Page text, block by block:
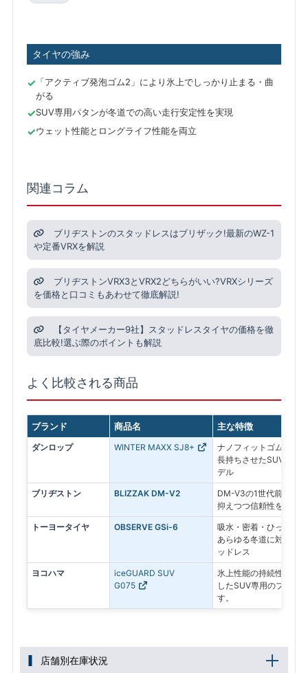
タイヤの強み
「アクティブ発泡ゴム2」により氷上でしっかり止まる・曲
がる
SUV専用パタンが冬道での高い走行安定性を実現
ウェット性能とロングライフ性能を両立
関連コラム
ブリヂストンのスタッドレスはブリザック!最新のWZ-1
や定番VRXを解説
ブリヂストンVRX3とVRX2どちらがいい?VRXシリーズ
を価格と口コミもあわせて徹底解説!
【タイヤメーカー9社】スタッドレスタイヤの価格を徹
底比較!選ぶ際のポイントも解説
よく比較される商品
ブランド 商品名 主な特徴
ダンロップ WINTER MAXX SJ8+
ナノフィットゴムを採
長持ちさせたSUV専用
デル
ブリヂストン BLIZZAK DM-V2
DM-V3の1世代前のモ
抑えつつ信頼性を求め
トーヨータイヤ OBSERVE GSi-6
吸水・密着・ひっかき
あらゆる冬道に対応す
ッドレス
ヨコハマ
iceGUARD SUV
G075
氷上性能の持続性と、
したSUV専用のプレミ
す。
店舗別在庫状況